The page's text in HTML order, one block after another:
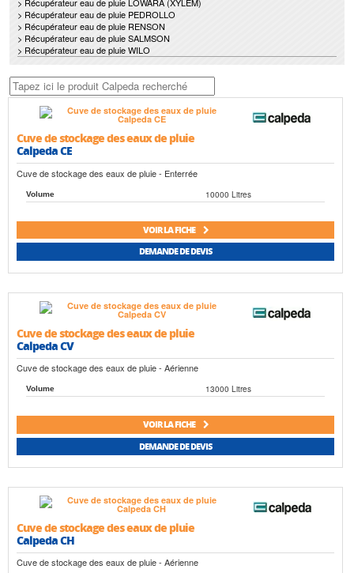
> Récupérateur eau de pluie LOWARA (XYLEM)
> Récupérateur eau de pluie PEDROLLO
> Récupérateur eau de pluie RENSON
> Récupérateur eau de pluie SALMSON
> Récupérateur eau de pluie WILO
Cuve de stockage des eaux de pluie
Calpeda CE
Cuve de stockage des eaux de pluie - Enterrée
Volume 10000 Litres
VOIR LA FICHE
DEMANDE DE DEVIS
Cuve de stockage des eaux de pluie
Calpeda CV
Cuve de stockage des eaux de pluie - Aérienne
Volume 13000 Litres
VOIR LA FICHE
DEMANDE DE DEVIS
Cuve de stockage des eaux de pluie
Calpeda CH
Cuve de stockage des eaux de pluie - Aérienne